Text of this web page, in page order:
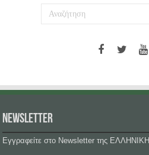
NEWSLETTER
Εγγραφείτε στο Newsletter της